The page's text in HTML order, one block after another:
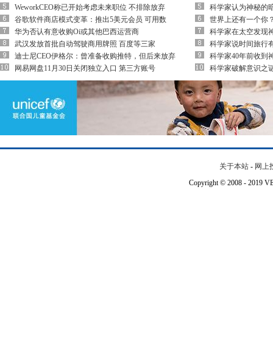
WeworkCEO称已开始考虑未来职位 不排除放弃
谷歌软件商店模式变革：推出5美元会员 可用数
华为否认有意收购Oi或其他巴西运营商
武汉发放首批自动驾驶商用牌照 百度等三家
迪士尼CEO伊格尔：曾准备收购推特，但后来放弃
网易网盘11月30日关闭独立入口 第三方账号
科学家认为神秘的
世界上还有一个你
科学家在太空发现
科学家说时间旅行
科学家40年前收到
科学家破解意识之
关于本站 - 网上
Copyright © 2008 - 2019